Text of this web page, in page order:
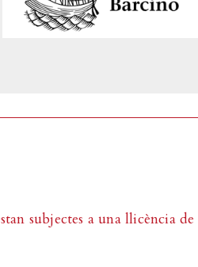
subjectes a una llicència de